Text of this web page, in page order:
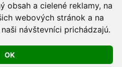
obsah a cielené reklamy, na
webových stránok a na
návštevníci prichádzajú.
OK
časti textu z akejkoľvek
umiestnením na iný web
Sokola, PhD., MPH, ako
na tvorbe obsahu